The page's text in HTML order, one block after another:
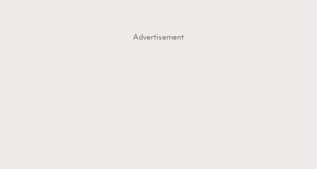
Advertisement